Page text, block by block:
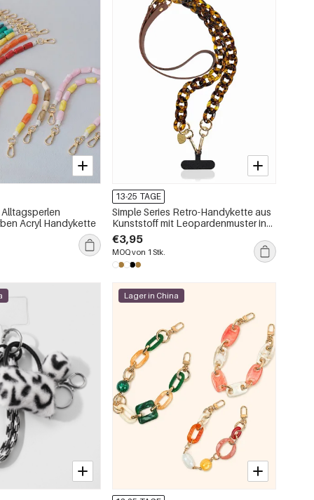
Alltagsperlen
Acryl Handykette
13-25 TAGE
Simple Series Retro-Handykette aus
Kunststoff mit Leopardenmuster in
Unifarben
€3,95
MOQ von 1 Stk.
Lager in China